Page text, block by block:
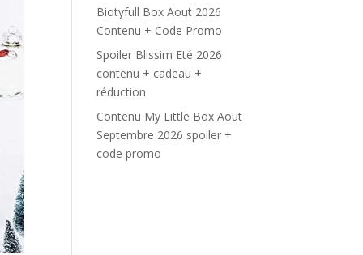
Biotyfull Box Aout 2026
Contenu + Code Promo
Spoiler Blissim Eté 2026
contenu + cadeau +
réduction
Contenu My Little Box Aout
Septembre 2026 spoiler +
code promo